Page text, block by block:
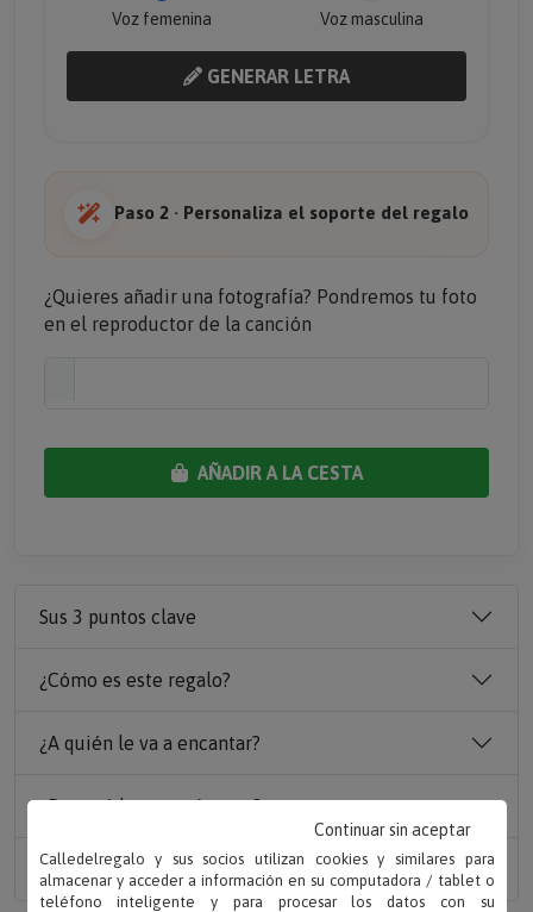
Voz femenina Voz masculina
GENERAR LETRA
Paso 2 · Personaliza el soporte del regalo
¿Quieres añadir una fotografía? Pondremos tu foto
en el reproductor de la canción
AÑADIR A LA CESTA
Sus 3 puntos clave
¿Cómo es este regalo?
¿A quién le va a encantar?
¿Por qué le gustará tanto?
Detalles del producto
Calledelregalo y sus socios utilizan cookies y similares para
almacenar y acceder a información en su computadora / tablet o
teléfono inteligente y para procesar los datos con su
Continuar sin aceptar